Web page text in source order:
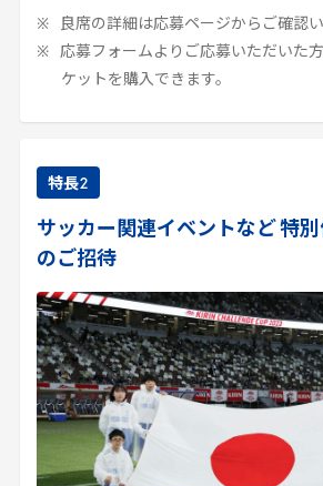
良席の詳細は応募ページからご確認い
応募フォームよりご応募いただいた
ケットを購入できます。
特長2
サッカー関連イベントなど 特
のご招待